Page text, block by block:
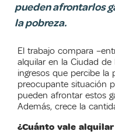
pueden afrontarlos
la pobreza.
El trabajo compara
alquilar en la Ciudad
ingresos que percibe la
preocupante situación
pueden afrontar estos
Además, crece la
¿Cuánto vale